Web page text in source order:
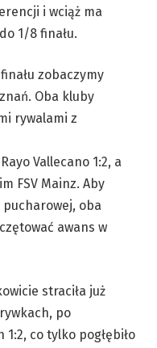
i wciąż ma
1/8 finału.
zobaczymy
Oba kluby
rywalami z
Vallecano 1:2, a
FSV Mainz. Aby
oba
awans w
straciła już
po
co tylko pogłębiło